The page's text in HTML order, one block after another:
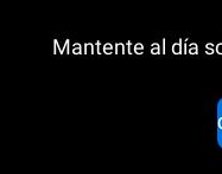
Mantente al día